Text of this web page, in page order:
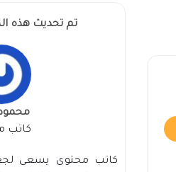
تم تحديث هذه
محمود
كاتب
كاتب محتوى يسعى